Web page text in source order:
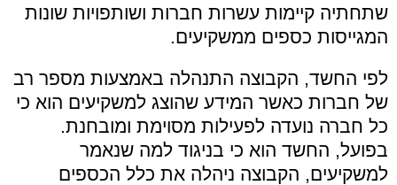
שתחתיה קיימות עשרות חברות ושותפויות שונות
המגייסות כספים ממשקיעים.
לפי החשד, הקבוצה התנהלה באמצעות מספר רב
של חברות כאשר המידע שהוצג למשקיעים הוא כי
כל חברה נועדה לפעילות מסוימת ומובחנת.
בפועל, החשד הוא כי בניגוד למה שנאמר
למשקיעים, הקבוצה ניהלה את כלל הכספים